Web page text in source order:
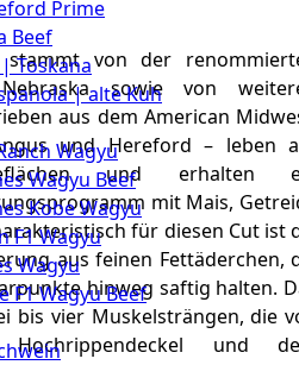
Prime
Beef
Toskana
| alte Kuh
Wagyu
Wagyu Beef
Kobe Wagyu
F1 Wagyu
Wagyu
F1 Wagyu Beef
stammt von der
sowie von
aus dem American
und Hereford – leben
und erhalten
mit Mais,
für diesen Cut ist
aus feinen Fettäderchen,
hinweg saftig halten.
bis vier Muskelsträngen, die
und